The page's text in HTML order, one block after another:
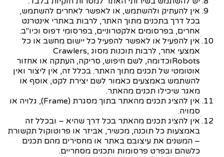
אין להעתיק ולהשתמש, או לאפשר לאחרים להשתמש,
בכל דרך בתכנים מתוך האתר, לרבות באתרי אינטרנט
אחרים, בפרסומים אלקטרוניים, בפרסומי דפוס וכיו"ב.
אין להפעיל או לאפשר להפעיל כל יישום מחשב או כל
אמצעי אחר, לרבות תוכנות מסוג Crawlers,
Robotsוכדומה, לשם חיפוש, סריקה, העתקה או אחזור
אוטומטי של תכנים מתוך האתר. בכלל זה, אין ליצור ואין
להשתמש באמצעים כאמור לשם יצירת לקט, אוסף או
מאגר שיכילו תכנים מהאתר.
אין להציג תכנים מהאתר בתוך מסגרת (Frame), גלויה או
סמויה.
אין להציג תכנים מהאתר בכל דרך שהיא – ובכלל זה
באמצעות כל תוכנה, מכשיר, אביזר או פרוטוקול תקשורת
– המשנים את עיצובם באתר או מחסירים מהם תכנים
כלשהם ובפרט פרסומות ותכנים מסחריים.